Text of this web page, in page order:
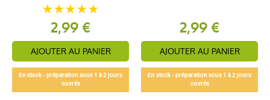
2,99 €
AJOUTER AU PANIER
En stock - préparation sous 1 à 2 jours
ouvrés
2,99 €
AJOUTER AU PANIER
En stock - préparation sous 1 à 2 jours
ouvrés